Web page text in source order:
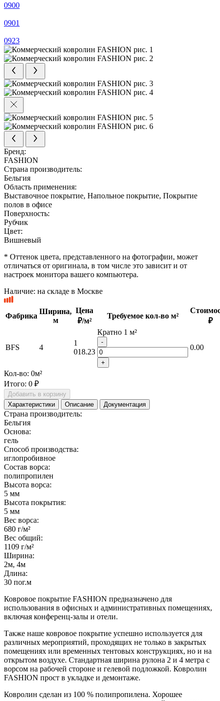
0900
0901
0923
Бренд:
FASHION
Страна производитель:
Бельгия
Область применения:
Выставочное покрытие, Напольное покрытие, Покрытие
полов в офисе
Поверхность:
Рубчик
Цвет:
Вишневый
* Оттенок цвета, представленного на фотографии, может
отличаться от оригинала, в том числе это зависит и от
настроек монитора вашего компьютера.
Наличие: на складе в Москве
Фабрика
Ширина,
м
Цена
₽/м²
Требуемое кол-во м²
₽
BFS 4
1
018.23
Кратно 1 м²
-
+
0.00
Кол-во: 0м²
Итого: 0 ₽
Добавить в корзину
Характеристики
Описание Документация
Страна производитель:
Бельгия
Основа:
гель
Способ производства:
иглопробивное
Состав ворса:
полипропилен
Высота ворса:
5 мм
Высота покрытия:
5 мм
Вес ворса:
680 г/м²
Вес общий:
1109 г/м²
Ширина:
2м, 4м
Длина:
30 пог.м
Ковровое покрытие FASHION предназначено для
использования в офисных и административных помещениях,
включая конференц-залы и отели.
Также наше ковровое покрытие успешно используется для
различных мероприятий, проходящих не только в закрытых
помещениях или временных тентовых конструкциях, но и на
открытом воздухе. Стандартная ширина рулона 2 и 4 метра с
ворсом на рабочей стороне и гелевой подложкой. Ковролин
FASHION прост в укладке и демонтаже.
Ковролин сделан из 100 % полипропилена. Хорошее